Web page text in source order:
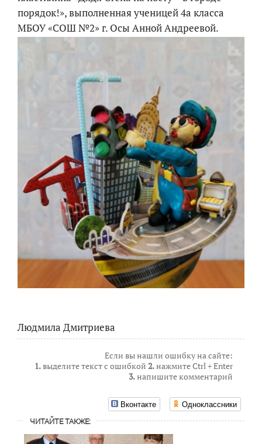
порядок!», выполненная ученицей 4а класса
МБОУ «СОШ №2» г. Осы Анной Андреевой.
Людмила Дмитриева
Если вы нашли ошибку на сайте:
1.выделите текст с ошибкой 2.нажмите Ctrl + Enter
3.напишите комментарий
Вконтакте Одноклассники
ЧИТАЙТЕ ТАКЖЕ: